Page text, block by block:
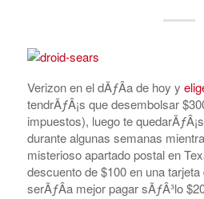
Verizon en el dÃƒÂ­a de hoy y
tendrÃƒÂ¡s que desembolsar
impuestos), luego te
durante algunas semanas
misterioso apartado postal en
descuento de $100 en una
serÃƒÂ­a mejor pagar sÃƒÂ³lo